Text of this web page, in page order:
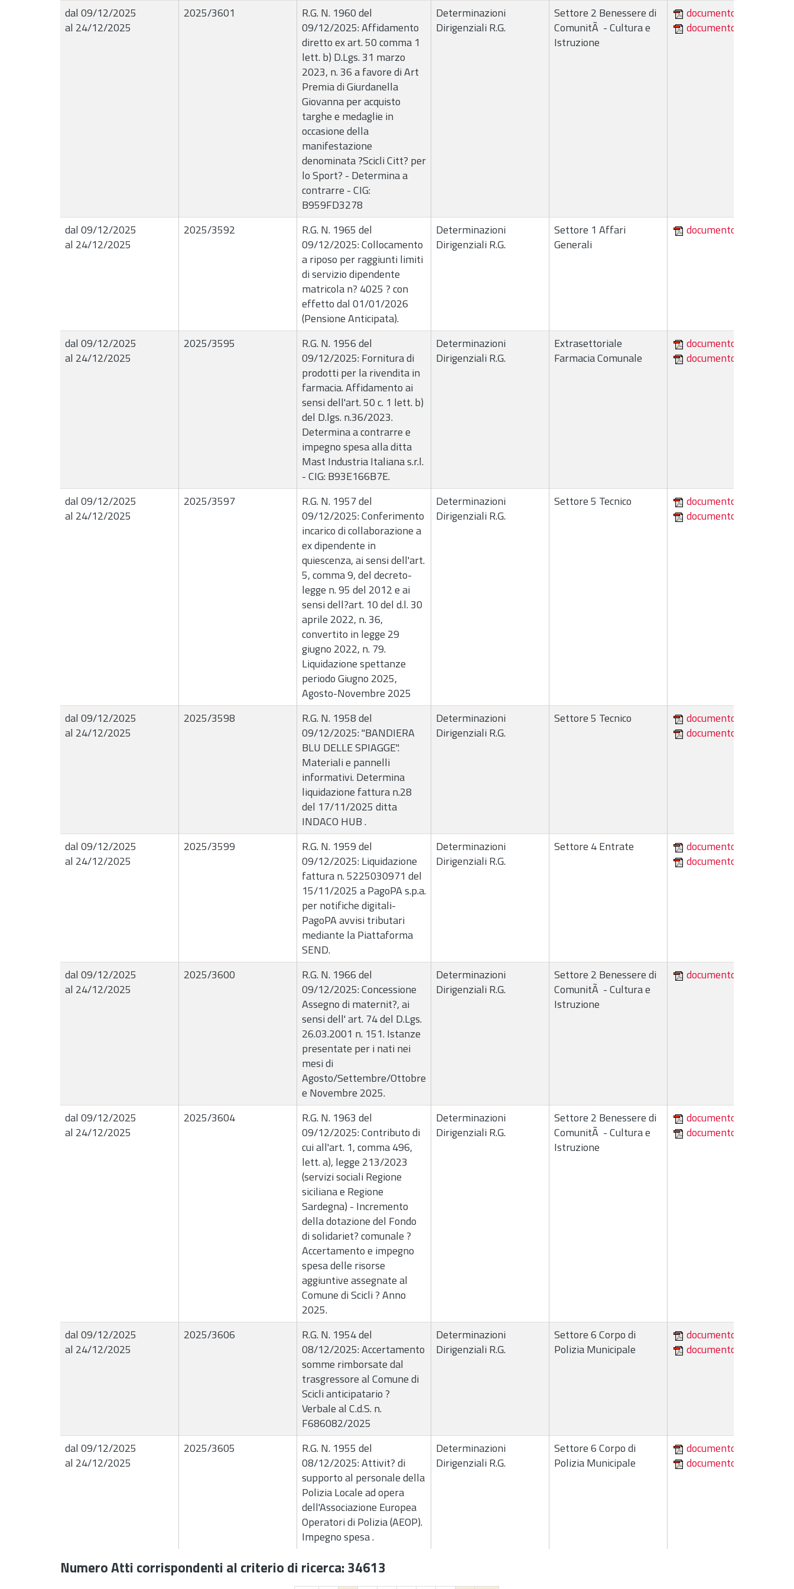
dal 09/12/2025
al 24/12/2025
2025/3601
R.G. N. 1960 del
09/12/2025: Affidamento
diretto ex art. 50 comma 1
lett. b) D.Lgs. 31 marzo
2023, n. 36 a favore di Art
Premia di Giurdanella
Giovanna per acquisto
targhe e medaglie in
occasione della
manifestazione
denominata ?Scicli Citt? per
lo Sport? - Determina a
contrarre - CIG:
B959FD3278
Determinazioni
Dirigenziali R.G.
Settore 2 Benessere di
ComunitÃ - Cultura e
Istruzione
documento
documento
dal 09/12/2025
al 24/12/2025
2025/3592
R.G. N. 1965 del
09/12/2025: Collocamento
a riposo per raggiunti limiti
di servizio dipendente
matricola n? 4025 ? con
effetto dal 01/01/2026
(Pensione Anticipata).
Determinazioni
Dirigenziali R.G.
Settore 1 Affari
Generali
documento
dal 09/12/2025
al 24/12/2025
2025/3595
R.G. N. 1956 del
09/12/2025: Fornitura di
prodotti per la rivendita in
farmacia. Affidamento ai
sensi dell'art. 50 c. 1 lett. b)
del D.lgs. n.36/2023.
Determina a contrarre e
impegno spesa alla ditta
Mast Industria Italiana s.r.l.
- CIG: B93E166B7E.
Determinazioni
Dirigenziali R.G.
Extrasettoriale
Farmacia Comunale
documento
documento
dal 09/12/2025
al 24/12/2025
2025/3597
R.G. N. 1957 del
09/12/2025: Conferimento
incarico di collaborazione a
ex dipendente in
quiescenza, ai sensi dell'art.
5, comma 9, del decreto-
legge n. 95 del 2012 e ai
sensi dell?art. 10 del d.l. 30
aprile 2022, n. 36,
convertito in legge 29
giugno 2022, n. 79.
Liquidazione spettanze
periodo Giugno 2025,
Agosto-Novembre 2025
Determinazioni
Dirigenziali R.G.
Settore 5 Tecnico
documento
documento
dal 09/12/2025
al 24/12/2025
2025/3598
R.G. N. 1958 del
09/12/2025: "BANDIERA
BLU DELLE SPIAGGE".
Materiali e pannelli
informativi. Determina
liquidazione fattura n.28
del 17/11/2025 ditta
INDACO HUB .
Determinazioni
Dirigenziali R.G.
Settore 5 Tecnico
documento
documento
dal 09/12/2025
al 24/12/2025
2025/3599
R.G. N. 1959 del
09/12/2025: Liquidazione
fattura n. 5225030971 del
15/11/2025 a PagoPA s.p.a.
per notifiche digitali-
PagoPA avvisi tributari
mediante la Piattaforma
SEND.
Determinazioni
Dirigenziali R.G.
Settore 4 Entrate
documento
documento
dal 09/12/2025
al 24/12/2025
2025/3600
R.G. N. 1966 del
09/12/2025: Concessione
Assegno di maternit?, ai
sensi dell' art. 74 del D.Lgs.
26.03.2001 n. 151. Istanze
presentate per i nati nei
mesi di
Agosto/Settembre/Ottobre
e Novembre 2025.
Determinazioni
Dirigenziali R.G.
Settore 2 Benessere di
ComunitÃ - Cultura e
Istruzione
documento
dal 09/12/2025
al 24/12/2025
2025/3604
R.G. N. 1963 del
09/12/2025: Contributo di
cui all'art. 1, comma 496,
lett. a), legge 213/2023
(servizi sociali Regione
siciliana e Regione
Sardegna) - Incremento
della dotazione del Fondo
di solidariet? comunale ?
Accertamento e impegno
spesa delle risorse
aggiuntive assegnate al
Comune di Scicli ? Anno
2025.
Determinazioni
Dirigenziali R.G.
Settore 2 Benessere di
ComunitÃ - Cultura e
Istruzione
documento
documento
dal 09/12/2025
al 24/12/2025
2025/3606
R.G. N. 1954 del
08/12/2025: Accertamento
somme rimborsate dal
trasgressore al Comune di
Scicli anticipatario ?
Verbale al C.d.S. n.
F686082/2025
Determinazioni
Dirigenziali R.G.
Settore 6 Corpo di
Polizia Municipale
documento
documento
dal 09/12/2025
al 24/12/2025
2025/3605
R.G. N. 1955 del
08/12/2025: Attivit? di
supporto al personale della
Polizia Locale ad opera
dell'Associazione Europea
Operatori di Polizia (AEOP).
Impegno spesa .
Determinazioni
Dirigenziali R.G.
Settore 6 Corpo di
Polizia Municipale
documento
documento
Numero Atti corrispondenti al criterio di ricerca: 34613